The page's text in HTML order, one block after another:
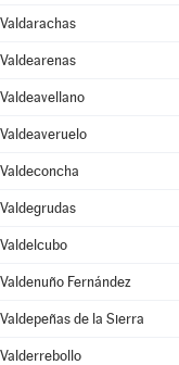
Valdarachas
Valdearenas
Valdeavellano
Valdeaveruelo
Valdeconcha
Valdegrudas
Valdelcubo
Valdenuño Fernández
Valdepeñas de la Sierra
Valderrebollo